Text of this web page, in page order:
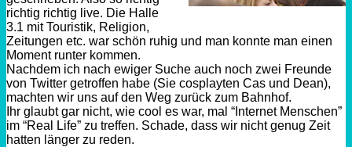
richtig richtig live. Die Halle
3.1 mit Touristik, Religion,
Zeitungen etc. war schön ruhig und man konnte man einen
Moment runter kommen.
Nachdem ich nach ewiger Suche auch noch zwei Freunde
von Twitter getroffen habe (Sie cosplayten Cas und Dean),
machten wir uns auf den Weg zurück zum Bahnhof.
Ihr glaubt gar nicht, wie cool es war, mal “Internet Menschen”
im “Real Life” zu treffen. Schade, dass wir nicht genug Zeit
hatten länger zu reden.